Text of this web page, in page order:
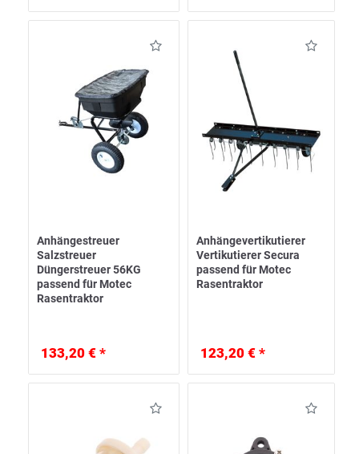
Anhängestreuer
Salzstreuer
Düngerstreuer 56KG
passend für Motec
Rasentraktor
133,20 € *
Anhängevertikutierer
Vertikutierer Secura
passend für Motec
Rasentraktor
123,20 € *